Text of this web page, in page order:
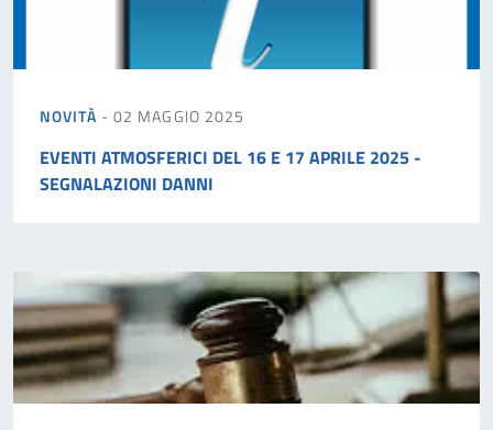
NOVITÀ - 02 MAGGIO 2025
EVENTI ATMOSFERICI DEL 16 E 17 APRILE 2025 -
SEGNALAZIONI DANNI